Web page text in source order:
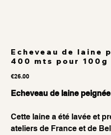
Echeveau de laine
400 mts pour 100g
Price
€26.00
Echeveau de laine
Cette laine a été lavée et
ateliers de France et de